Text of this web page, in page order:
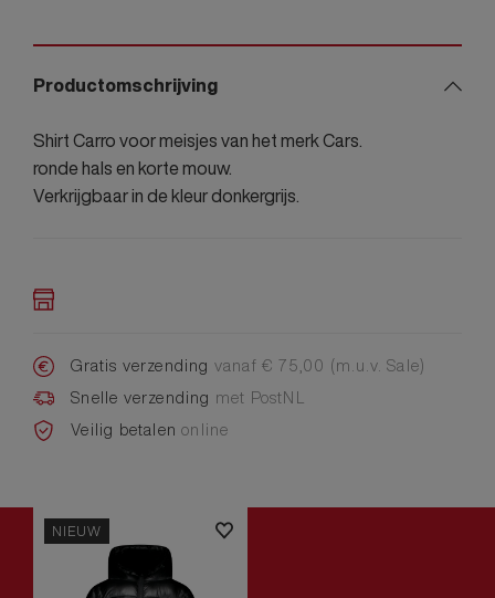
Productomschrijving
Shirt Carro voor meisjes van het merk Cars.
ronde hals en korte mouw.
Verkrijgbaar in de kleur donkergrijs.
Gratis verzending vanaf € 75,00 (m.u.v. Sale)
Snelle verzending met PostNL
Veilig betalenonline
NIEUW